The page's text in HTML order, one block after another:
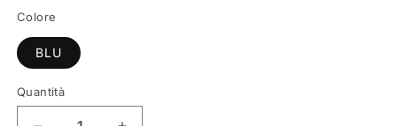
Colore
BLU
Quantità
Quantità